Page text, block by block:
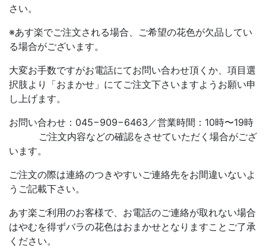
さい。
※あす楽でご注文される場合、ご希望の花色が欠品してい
る場合がございます。
大変お手数ですがお電話にてお問い合わせ頂くか、項目選
択肢より「おまかせ」にてご注文下さいますようお願い申
し上げます。
お問い合わせ：045−909−6463／営業時間：10時〜19時
ご注文内容などの確認をさせていただく場合がござ
います。
ご注文の際は連絡のつきやすいご連絡先をお間違いないよ
うご記載下さい。
あす楽ご利用のお客様で、お電話のご連絡が取れない場合
はやむを得ずバラの花色はおまかせとなりますことご了承
ください。